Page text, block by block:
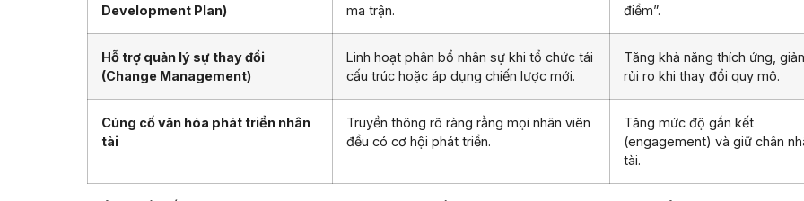
Development Plan)
ma trận.
điểm”.
Hỗ trợ quản lý sự thay đổi
(Change Management)
Linh hoạt phân bổ nhân sự khi tổ chức tái
cấu trúc hoặc áp dụng chiến lược mới.
Tăng khả năng thích ứng,
rủi ro khi thay đổi quy mô.
Củng cố văn hóa phát triển nhân
tài
Truyền thông rõ ràng rằng mọi nhân viên
đều có cơ hội phát triển.
Tăng mức độ gắn kết
(engagement) và giữ chân
tài.